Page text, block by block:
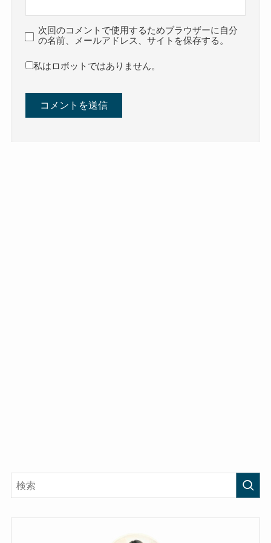
次回のコメントで使用するためブラウザーに自分
の名前、メールアドレス、サイトを保存する。
私はロボットではありません。